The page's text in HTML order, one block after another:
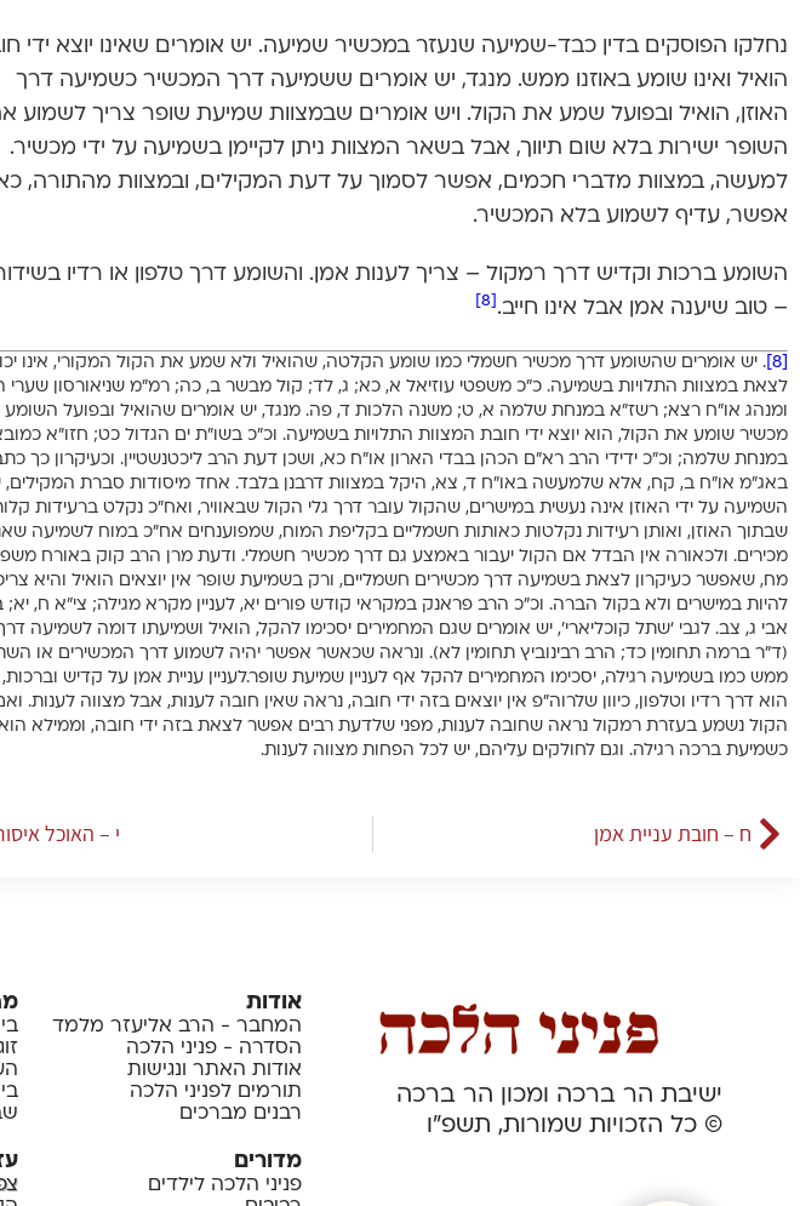
נחלקו הפוסקים בדין כבד-שמיעה שנעזר במכשיר שמיעה. יש אומרים שאינו יוצא ידי
הואיל ואינו שומע באוזנו ממש. מנגד, יש אומרים ששמיעה דרך המכשיר כשמיעה דרך
האוזן, הואיל ובפועל שמע את הקול. ויש אומרים שבמצוות שמיעת שופר צריך לשמוע
השופר ישירות בלא שום תיווך, אבל בשאר המצוות ניתן לקיימן בשמיעה על ידי מכשיר.
למעשה, במצוות מדברי חכמים, אפשר לסמוך על דעת המקילים, ובמצוות מהתורה,
אפשר, עדיף לשמוע בלא המכשיר.
השומע ברכות וקדיש דרך רמקול – צריך לענות אמן. והשומע דרך טלפון או רדיו
– טוב שיענה אמן אבל אינו חייב.
. יש אומרים שהשומע דרך מכשיר חשמלי כמו שומע הקלטה, שהואיל ולא שמע את הקול המקורי, אינו
לצאת במצוות התלויות בשמיעה. כ”כ משפטי עוזיאל א, כא; ג, לד; קול מבשר ב, כה; רמ”מ שניאורסון שערי
ומנהג או”ח רצא; רשז”א במנחת שלמה א, ט; משנה הלכות ד, פה. מנגד, יש אומרים שהואיל ובפועל השומע
מכשיר שומע את הקול, הוא יוצא ידי חובת המצוות התלויות בשמיעה. וכ”כ בשו”ת ים הגדול כט; חזו”א
במנחת שלמה; וכ”כ ידידי הרב רא”ם הכהן בבדי הארון או”ח כא, ושכן דעת הרב ליכטנשטיין. וכעיקרון כך
באג”מ או”ח ב, קח, אלא שלמעשה באו”ח ד, צא, היקל במצוות דרבנן בלבד. אחד מיסודות סברת המקילים,
השמיעה על ידי האוזן אינה נעשית במישרים, שהקול עובר דרך גלי הקול שבאוויר, ואח”כ נקלט ברעידות
שבתוך האוזן, ואותן רעידות נקלטות כאותות חשמליים בקליפת המוח, שמפוענחים אח”כ במוח לשמיעה
מכירים. ולכאורה אין הבדל אם הקול יעבור באמצע גם דרך מכשיר חשמלי. ודעת מרן הרב קוק באורח
מח, שאפשר כעיקרון לצאת בשמיעה דרך מכשירים חשמליים, ורק בשמיעת שופר אין יוצאים הואיל והיא
להיות במישרים ולא בקול הברה. וכ”כ הרב פראנק במקראי קודש פורים יא, לעניין מקרא מגילה; צי”א ח, יא;
אבי ג, צב. לגבי ‘שתל קוכליארי’, יש אומרים שגם המחמירים יסכימו להקל, הואיל ושמיעתו דומה לשמיעה דרך
(ד”ר ברמה תחומין כד; הרב רבינוביץ תחומין לא). ונראה שכאשר אפשר יהיה לשמוע דרך המכשירים או
ממש כמו בשמיעה רגילה, יסכימו המחמירים להקל אף לעניין שמיעת שופר.לעניין עניית אמן על קדיש
הוא דרך רדיו וטלפון, כיוון שלרוה”פ אין יוצאים בזה ידי חובה, נראה שאין חובה לענות, אבל מצווה לענות.
הקול נשמע בעזרת רמקול נראה שחובה לענות, מפני שלדעת רבים אפשר לצאת בזה ידי חובה, וממילא
כשמיעת ברכה רגילה. וגם לחולקים עליהם, יש לכל הפחות מצווה לענות.
ח – חובת עניית אמן י – האוכל
ישיבת הר ברכה ומכון הר ברכה
© כל הזכויות שמורות, תשפ”ו
אודות
המחבר - הרב אליעזר מלמד
הסדרה - פניני הלכה
אודות האתר ונגישות
תורמים לפניני הלכה
רבנים מברכים
מדורים
פניני הלכה לילדים